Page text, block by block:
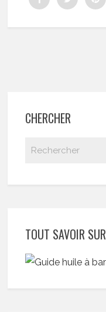
CHERCHER
TOUT SAVOIR